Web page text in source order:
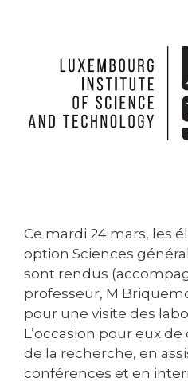
Ce mardi 24 mars, les
option Sciences
sont rendus
professeur, M
pour une visite des
L’occasion pour eux
de la recherche, en
conférences et en